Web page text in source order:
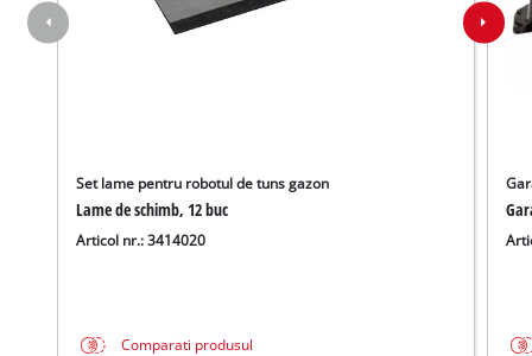
Set lame pentru robotul de tuns gazon
Lame de schimb, 12 buc
Articol nr.: 3414020
Comparati produsul